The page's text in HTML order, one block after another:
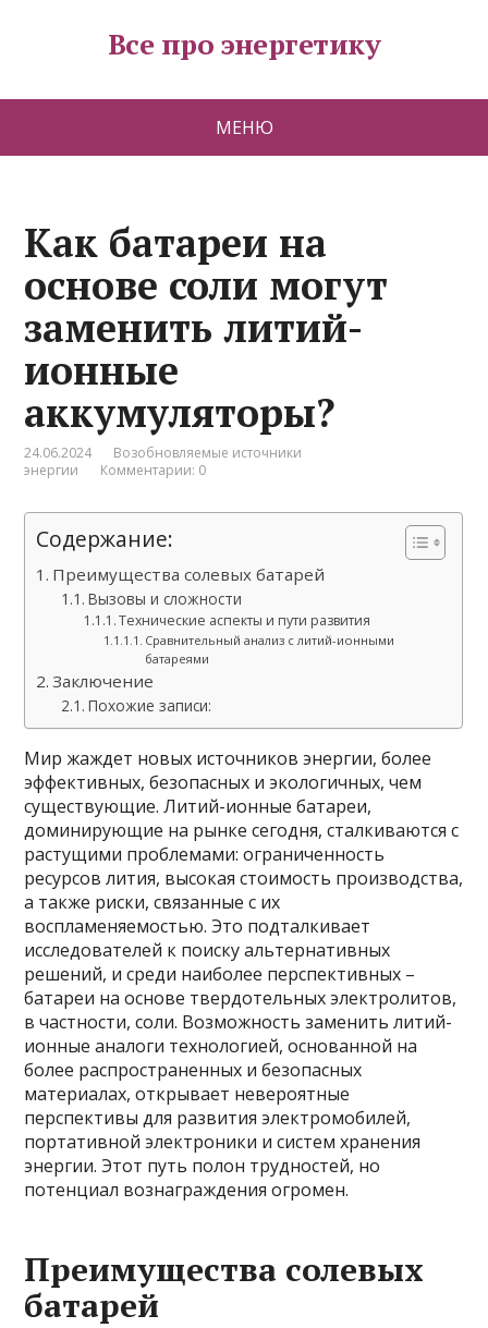
Все про энергетику
МЕНЮ
Как батареи на
основе соли могут
заменить литий-
ионные
аккумуляторы?
24.06.2024
Возобновляемые источники
энергии
Комментарии: 0
Содержание:
Преимущества солевых батарей
Вызовы и сложности
Технические аспекты и пути развития
Сравнительный анализ с литий-ионными
батареями
Заключение
Похожие записи:
Мир жаждет новых источников энергии, более
эффективных, безопасных и экологичных, чем
существующие. Литий-ионные батареи,
доминирующие на рынке сегодня, сталкиваются с
растущими проблемами: ограниченность
ресурсов лития, высокая стоимость производства,
а также риски, связанные с их
воспламеняемостью. Это подталкивает
исследователей к поиску альтернативных
решений, и среди наиболее перспективных –
батареи на основе твердотельных электролитов,
в частности, соли. Возможность заменить литий-
ионные аналоги технологией, основанной на
более распространенных и безопасных
материалах, открывает невероятные
перспективы для развития электромобилей,
портативной электроники и систем хранения
энергии. Этот путь полон трудностей, но
потенциал вознаграждения огромен.
Преимущества солевых
батарей